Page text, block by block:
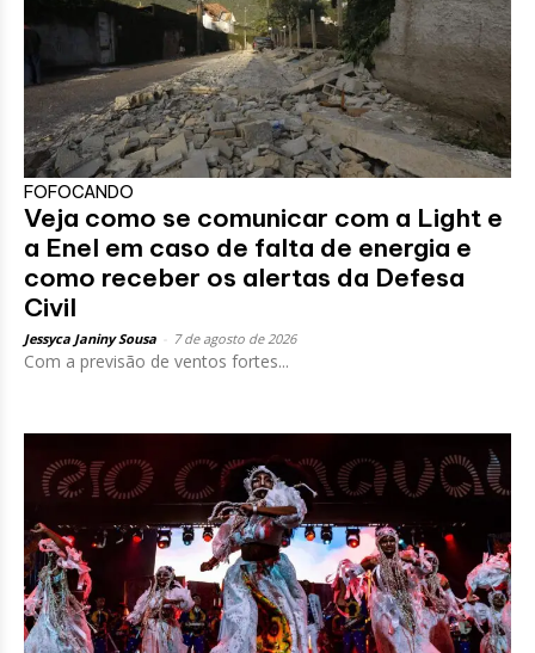
FOFOCANDO
Veja como se comunicar com a Light e
a Enel em caso de falta de energia e
como receber os alertas da Defesa
Civil
Jessyca Janiny Sousa 7 de agosto de 2026
Com a previsão de ventos fortes...